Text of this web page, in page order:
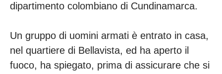
dipartimento colombiano di Cundinamarca.
Un gruppo di uomini armati è entrato in casa,
nel quartiere di Bellavista, ed ha aperto il
fuoco, ha spiegato, prima di assicurare che si